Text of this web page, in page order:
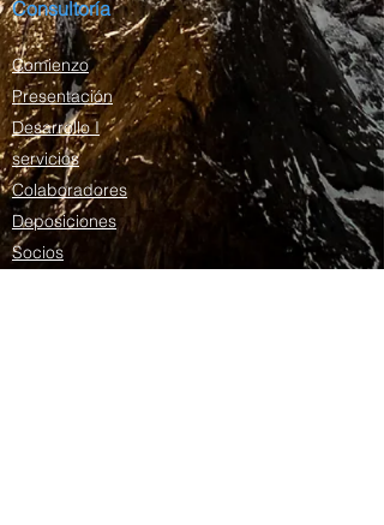
Consultoría
Comienzo
Presentación
Desarrollo I
servicios
Colaboradores
Deposiciones
Socios